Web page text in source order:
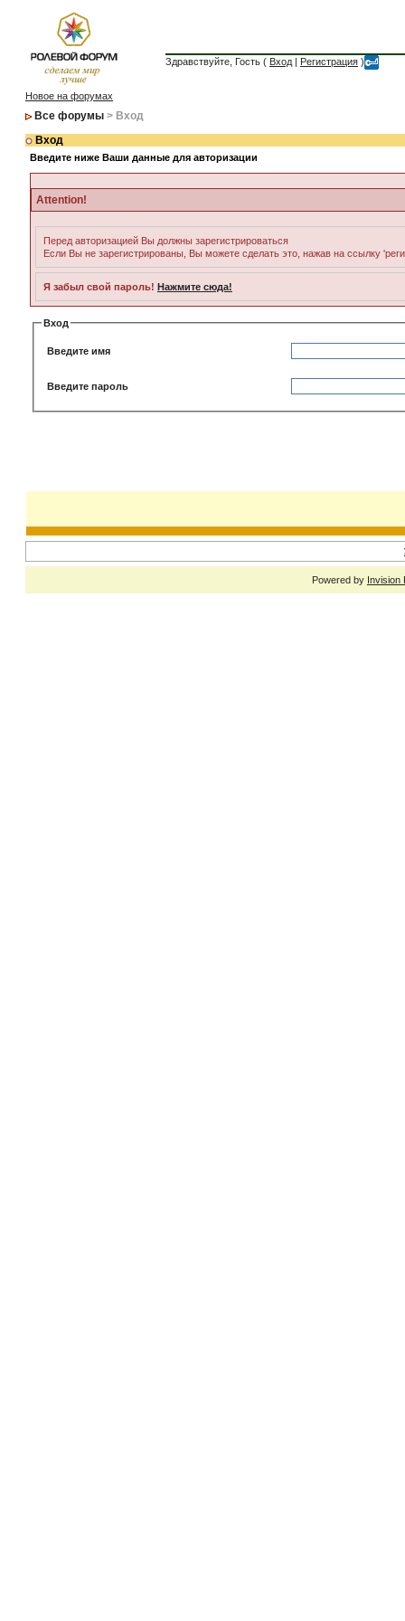
Здравствуйте, Гость ( Вход | Регистрация )
Новое на форумах
Все форумы > Вход
Вход
Введите ниже Ваши данные для авторизации
Attention!
Перед авторизацией Вы должны зарегистрироваться
Если Вы не зарегистрированы, Вы можете сделать это, нажав на ссылку
Я забыл свой пароль! Нажмите сюда!
Вход
Введите имя
Введите пароль
Powered by Invision